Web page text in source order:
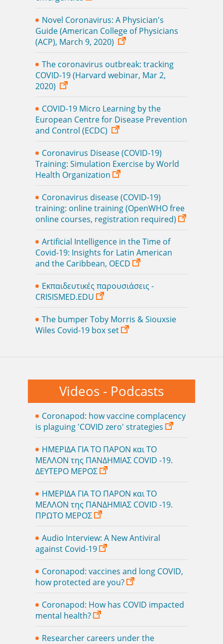
Novel Coronavirus: A Physician's
Guide (American College of Physicians
(ACP), March 9, 2020)
The coronavirus outbreak: tracking
COVID-19 (Harvard webinar, Mar 2,
2020)
COVID-19 Micro Learning by the
European Centre for Disease Prevention
and Control (ECDC)
Coronavirus Disease (COVID-19)
Training: Simulation Exercise by World
Health Organization
Coronavirus disease (COVID-19)
training: online training (OpenWHO free
online courses, registration required)
Artificial Intelligence in the Time of
Covid-19: Insights for Latin American
and the Caribbean, OECD
Εκπαιδευτικές παρουσιάσεις -
CRISISMED.EDU
The bumper Toby Morris & Siouxsie
Wiles Covid-19 box set
Videos - Podcasts
Coronapod: how vaccine complacency
is plaguing 'COVID zero' strategies
ΗΜΕΡΙΔΑ ΓΙΑ ΤΟ ΠΑΡΟΝ και ΤΟ
ΜΕΛΛΟΝ της ΠΑΝΔΗΜΙΑΣ COVID -19.
ΔΕΥΤΕΡΟ ΜΕΡΟΣ
ΗΜΕΡΙΔΑ ΓΙΑ ΤΟ ΠΑΡΟΝ και ΤΟ
ΜΕΛΛΟΝ της ΠΑΝΔΗΜΙΑΣ COVID -19.
ΠΡΩΤΟ ΜΕΡΟΣ
Audio Interview: A New Antiviral
against Covid-19
Coronapod: vaccines and long COVID,
how protected are you?
Coronapod: How has COVID impacted
mental health?
Researcher careers under the